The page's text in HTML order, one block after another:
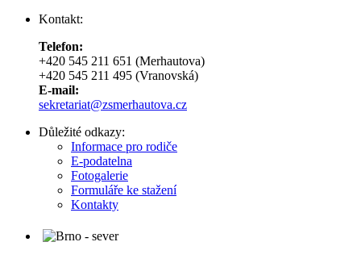
Kontakt:
Telefon:
+420 545 211 651 (Merhautova)
+420 545 211 495 (Vranovská)
E-mail:
sekretariat@zsmerhautova.cz
Důležité odkazy:
Informace pro rodiče
E-podatelna
Fotogalerie
Formuláře ke stažení
Kontakty